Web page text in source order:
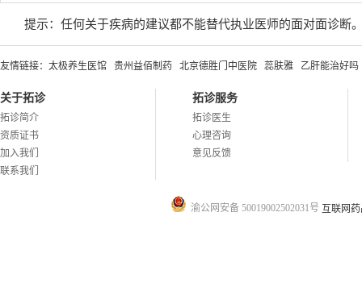
提示：任何关于疾病的建议都不能替代执业医师的面对面诊断
友情链接： 太极养生医馆 贵州益佰制药 北京德胜门中医院 蕊肤雅 乙肝能治好吗
关于拓诊
拓诊简介
资质证书
加入我们
联系我们
拓诊服务
拓诊医生
心理咨询
意见反馈
渝公网安备 50019002502031号 互联网